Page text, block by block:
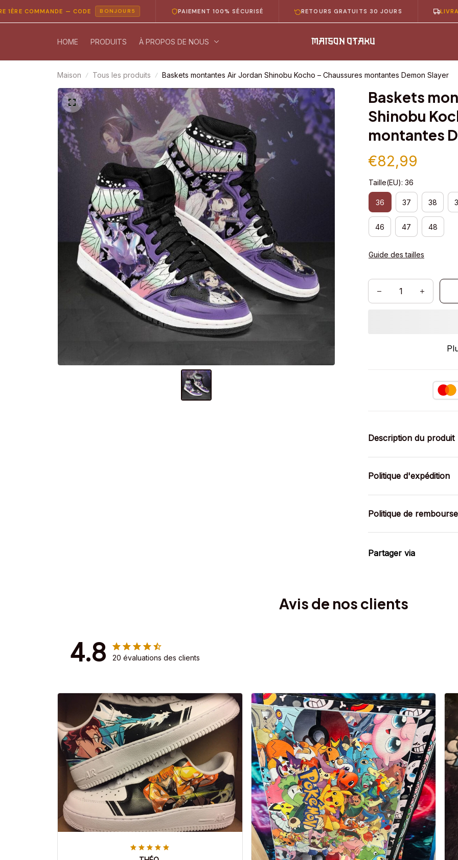
— CODE BONJOUR5 PAIEMENT 100% SÉCURISÉ RETOURS GRATUITS 30 JOURS LIVRAISON
HOME PRODUITS À PROPOS DE NOUS
Maison Tous les produits Baskets montantes Air Jordan Shinobu Kocho – Chaussures montantes Demon Slayer
Baskets
Shinobu
montantes
€82,99
Taille(EU): 36
36 37 38
46 47 48
Guide des tailles
Description du produit
Politique d'expédition
Politique de
Partager via
Avis de nos clients
4.8 20 évaluations des clients